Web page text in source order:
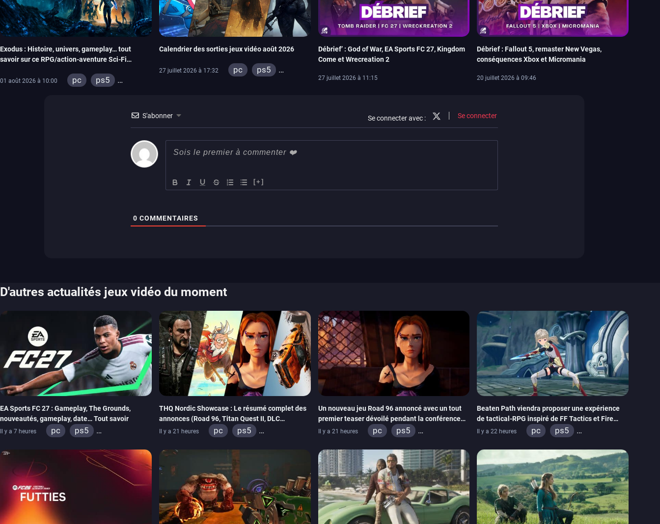
Exodus : Histoire, univers, gameplay… tout
savoir sur ce RPG/action-aventure Sci-Fi
01 août 2026 à 10:00 pc
ps5
Calendrier des sorties jeux vidéo août 2026
27 juillet 2026 à 17:32 pc
ps5
Débrief’ : God of War, EA Sports FC 27, Kingdom
Come et Wrecreation 2
27 juillet 2026 à 11:15
Débrief : Fallout 5, remaster New Vegas,
conséquences Xbox et Micromania
20 juillet 2026 à 09:46
S'abonner Se connecter avec : Se connecter
[+]
0 COMMENTAIRES
D'autres actualités jeux vidéo du moment
EA Sports FC 27 : Gameplay, The Grounds,
nouveautés, gameplay, date… Tout savoir
Il y a 7 heures pc
ps5
THQ Nordic Showcase : Le résumé complet des
annonces (Road 96, Titan Quest II, DLC
REANIMAL…)
Il y a 21 heures pc
ps5
stadia
xbox one
switch 2
Un nouveau jeu Road 96 annoncé avec un tout
premier teaser dévoilé pendant la conférence
THQ Nordic
Il y a 21 heures pc
ps5
stadia
ps4
xbox one
Beaten Path viendra proposer une expérience
de tactical-RPG inspiré de FF Tactics et Fire
Emblem
Il y a 22 heures pc
ps5